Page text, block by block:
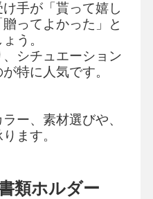
リシー個人情報保護法 利用規約
手が「貰って嬉し
ってよかった」と
う。
シチュエーション
特に人気です。
ー、素材選びや、
ます。
類ホルダー